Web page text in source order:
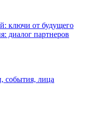
ключи от будущего
диалог партнеров
события, лица